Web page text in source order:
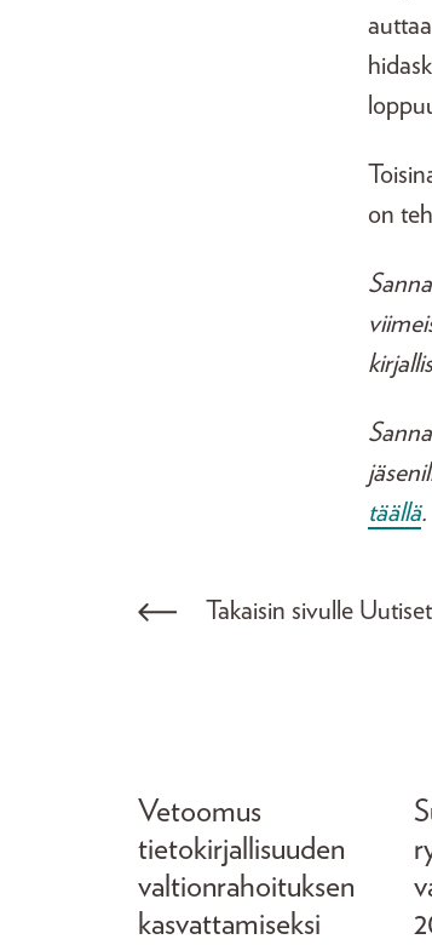
on
täällä.
Takaisin sivulle Uutiset
Vetoomus
tietokirjallisuuden
valtionrahoituksen
kasvattamiseksi